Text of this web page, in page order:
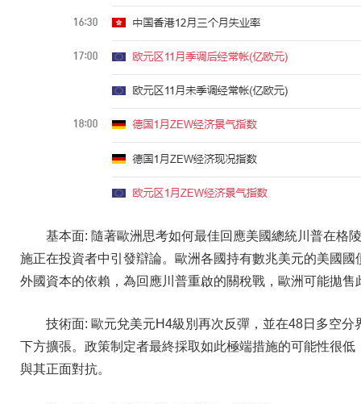
基本面: 隨著歐洲思考如何最佳回應美國總統川普在格
施正在投資者中引發辯論。歐洲各國持有數兆美元的美國
外國資本的依賴，為回應川普重啟的關稅戰，歐洲可能拋
技術面: 歐元兌美元H4級別再次反彈，並在48日多空
下方擴張。政策制定者最終採取如此極端措施的可能性很
與其正面對抗。